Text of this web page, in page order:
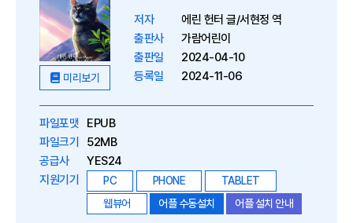
미리보기
저자
에린 헌터 글/서현정 역
출판사
가람어린이
출판일
2024-04-10
등록일
2024-11-06
파일포맷
EPUB
파일크기
52MB
공급사
YES24
지원기기
PC PHONE
TABLET
웹뷰어
어플 수동설치 어플 설치 안내